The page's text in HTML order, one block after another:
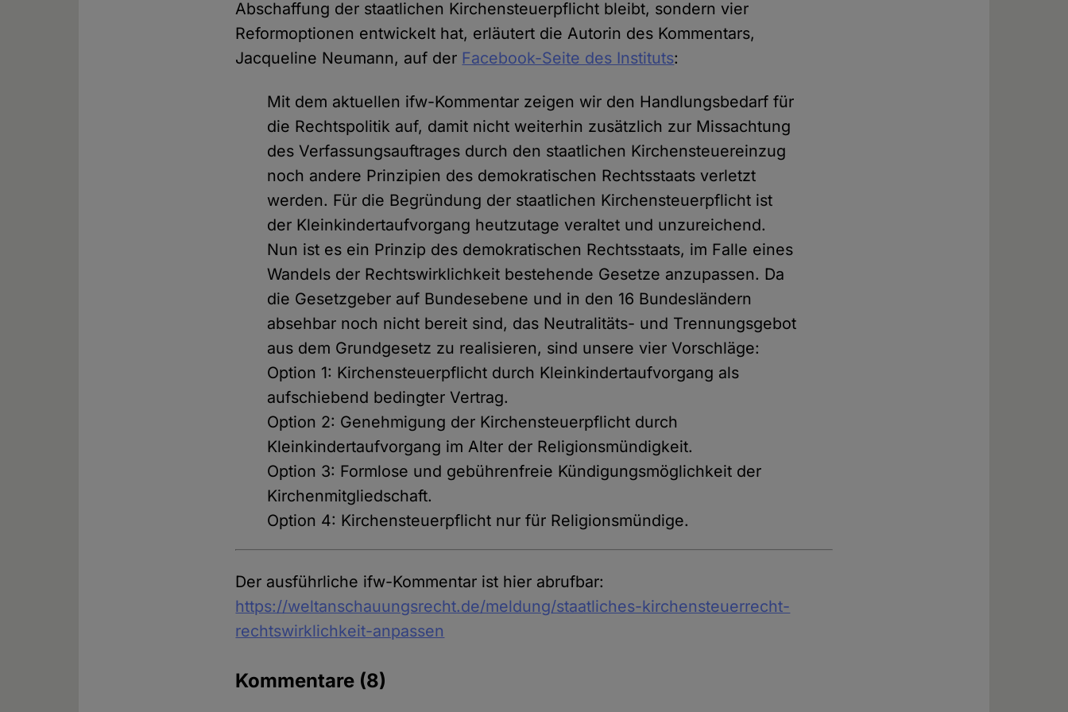
Abschaffung der staatlichen Kirchensteuerpflicht bleibt, sondern vier
Reformoptionen entwickelt hat, erläutert die Autorin des Kommentars,
Jacqueline Neumann, auf der Facebook-Seite des Instituts:
Mit dem aktuellen ifw-Kommentar zeigen wir den Handlungsbedarf für
die Rechtspolitik auf, damit nicht weiterhin zusätzlich zur Missachtung
des Verfassungsauftrages durch den staatlichen Kirchensteuereinzug
noch andere Prinzipien des demokratischen Rechtsstaats verletzt
werden. Für die Begründung der staatlichen Kirchensteuerpflicht ist
der Kleinkindertaufvorgang heutzutage veraltet und unzureichend.
Nun ist es ein Prinzip des demokratischen Rechtsstaats, im Falle eines
Wandels der Rechtswirklichkeit bestehende Gesetze anzupassen. Da
die Gesetzgeber auf Bundesebene und in den 16 Bundesländern
absehbar noch nicht bereit sind, das Neutralitäts- und Trennungsgebot
aus dem Grundgesetz zu realisieren, sind unsere vier Vorschläge:
Option 1: Kirchensteuerpflicht durch Kleinkindertaufvorgang als
aufschiebend bedingter Vertrag.
Option 2: Genehmigung der Kirchensteuerpflicht durch
Kleinkindertaufvorgang im Alter der Religionsmündigkeit.
Option 3: Formlose und gebührenfreie Kündigungsmöglichkeit der
Kirchenmitgliedschaft.
Option 4: Kirchensteuerpflicht nur für Religionsmündige.
Der ausführliche ifw-Kommentar ist hier abrufbar:
https://weltanschauungsrecht.de/meldung/staatliches-kirchensteuerrecht-
rechtswirklichkeit-anpassen
Kommentare (8)